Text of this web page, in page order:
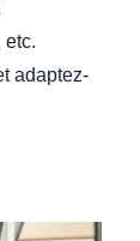
etc.
adaptez-